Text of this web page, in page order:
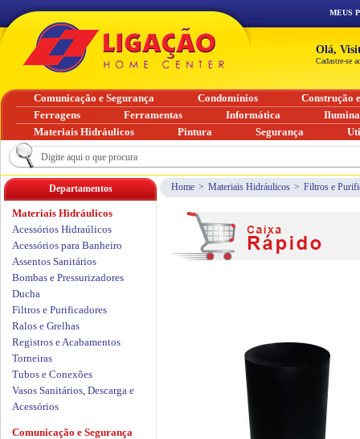
Home > Materiais Hidráulicos > Filtros e
Departamentos
Materiais Hidráulicos
Acessórios Hidraúlicos
Acessórios para Banheiro
Assentos Sanitários
Bombas e Pressurizadores
Ducha
Filtros e Purificadores
Ralos e Grelhas
Registros e Acabamentos
Torneiras
Tubos e Conexões
Vasos Sanitários, Descarga e
Acessórios
Comunicação e Segurança
MEUS
Olá,
Cadastre-se
Comunicação e Segurança Condomínios
Construção
Ferragens
Ferramentas Informática
Materiais Hidráulicos
Pintura Segurança